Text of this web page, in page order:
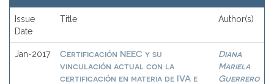
Issue
Date
Title Author(s)
Jan-2017
Certificación NEEC y su
vinculación actual con la
certificación en materia de IVA e
Diana
Mariela
Guerrero